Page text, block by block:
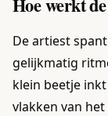
De artiest
gelijkmatig
klein beetje
vlakken van